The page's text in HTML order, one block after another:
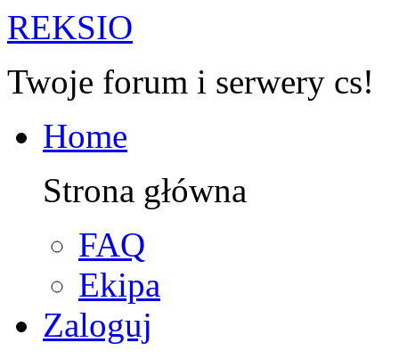
REKSIO
Twoje forum i serwery cs!
Home
Strona główna
FAQ
Ekipa
Zaloguj